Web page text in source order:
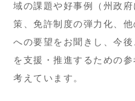
域の課題や好事例（州政
策、免許制度の弾力化、
への要望をお聞きし、今
を支援・推進するための
考えています。